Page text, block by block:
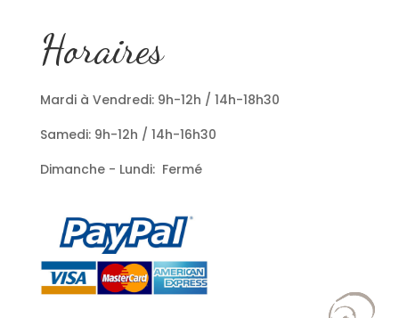
Horaires
Mardi à Vendredi: 9h-12h / 14h-18h30
Samedi: 9h-12h / 14h-16h30
Dimanche - Lundi: Fermé